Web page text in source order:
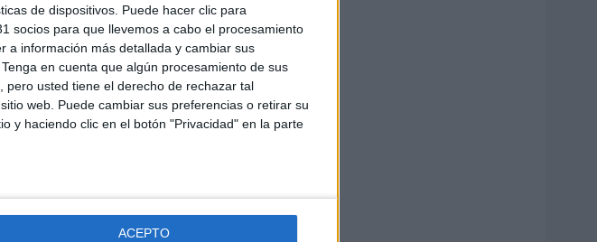
de dispositivos. Puede hacer clic para
socios para que llevemos a cabo el procesamiento
a información más detallada y cambiar sus
Tenga en cuenta que algún procesamiento de sus
usted tiene el derecho de rechazar tal
web. Puede cambiar sus preferencias o retirar su
y haciendo clic en el botón "Privacidad" en la parte
ACEPTO
oferta sólida de